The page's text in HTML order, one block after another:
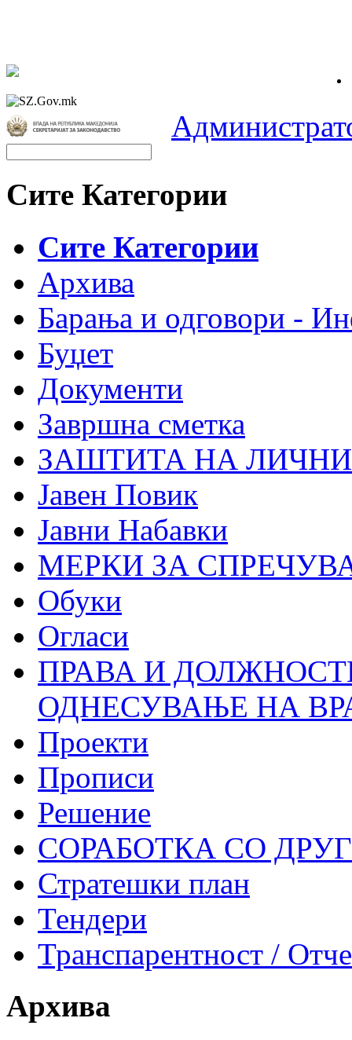
Сите Категории
Сите Категории
Архива
Барања и одговори -
Буџет
Документи
Завршна сметка
ЗАШТИТА НА
Јавен Повик
Јавни Набавки
МЕРКИ ЗА
Обуки
Огласи
ПРАВА И
ОДНЕСУВАЊЕ НА
Проекти
Прописи
Решение
СОРАБОТКА СО
Стратешки план
Тендери
Транспарентност /
Архива